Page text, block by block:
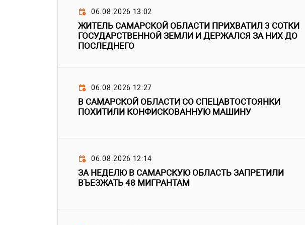
06.08.2026 13:02
ЖИТЕЛЬ САМАРСКОЙ ОБЛАСТИ ПРИХВАТИЛ 3 СОТКИ
ГОСУДАРСТВЕННОЙ ЗЕМЛИ И ДЕРЖАЛСЯ ЗА НИХ ДО
ПОСЛЕДНЕГО
06.08.2026 12:27
В САМАРСКОЙ ОБЛАСТИ СО СПЕЦАВТОСТОЯНКИ
ПОХИТИЛИ КОНФИСКОВАННУЮ МАШИНУ
06.08.2026 12:14
ЗА НЕДЕЛЮ В САМАРСКУЮ ОБЛАСТЬ ЗАПРЕТИЛИ
ВЪЕЗЖАТЬ 48 МИГРАНТАМ